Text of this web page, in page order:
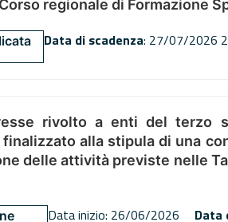
regionale di Formazione
Data di scadenza: 27/07/2026
rivolto a enti del terzo
alla stipula di una
delle attività previste nelle
Data inizio: 26/06/2026
Data